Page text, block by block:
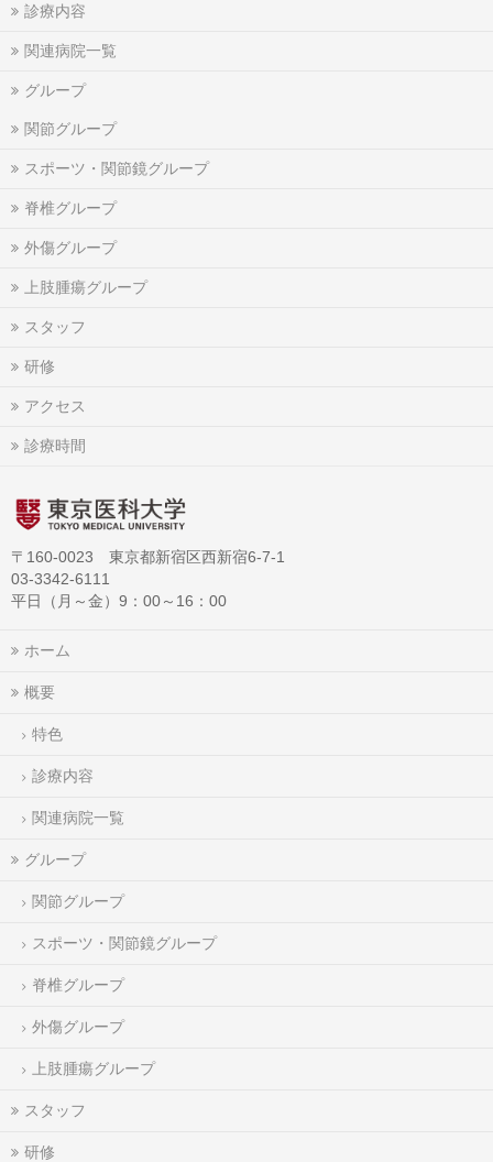
診療内容
関連病院一覧
グループ
関節グループ
スポーツ・関節鏡グループ
脊椎グループ
外傷グループ
上肢腫瘍グループ
スタッフ
研修
アクセス
診療時間
〒160-0023 東京都新宿区西新宿6-7-1
03-3342-6111
平日（月～金）9：00～16：00
ホーム
概要
特色
診療内容
関連病院一覧
グループ
関節グループ
スポーツ・関節鏡グループ
脊椎グループ
外傷グループ
上肢腫瘍グループ
スタッフ
研修